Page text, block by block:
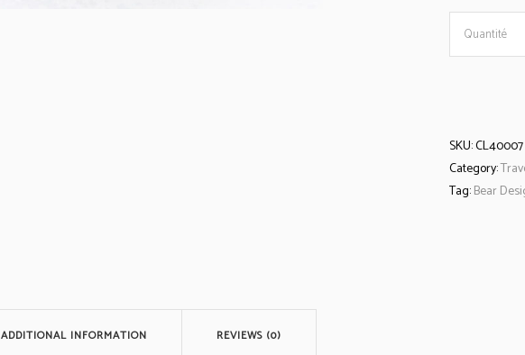
Sac
'Rick'
Quantité
SKU:CL40007
Category:
Tag:Bear
ADDITIONAL INFORMATION REVIEWS (0)